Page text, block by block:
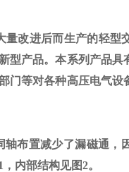
改进后而生产的轻型
型产品。本系列产品具
门等对各种高压电气设
布置减少了漏磁通，
，内部结构见图2。